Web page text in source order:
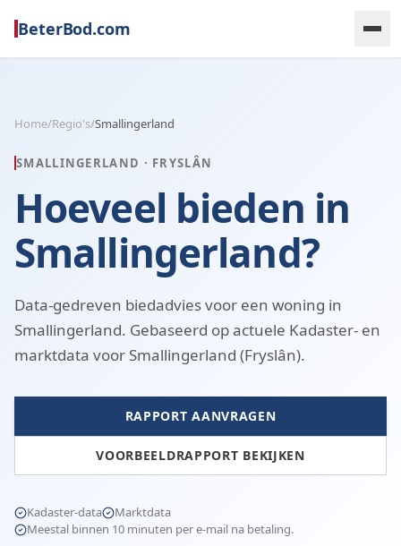
BeterBod.com
Home/Regio's/Smallingerland
SMALLINGERLAND · FRYSLÂN
Hoeveel bieden in
Smallingerland?
Data-gedreven biedadvies voor een woning in
Smallingerland. Gebaseerd op actuele Kadaster- en
marktdata voor Smallingerland (Fryslân).
RAPPORT AANVRAGEN
VOORBEELDRAPPORT BEKIJKEN
Kadaster-data
Marktdata
Meestal binnen 10 minuten per e-mail na betaling.